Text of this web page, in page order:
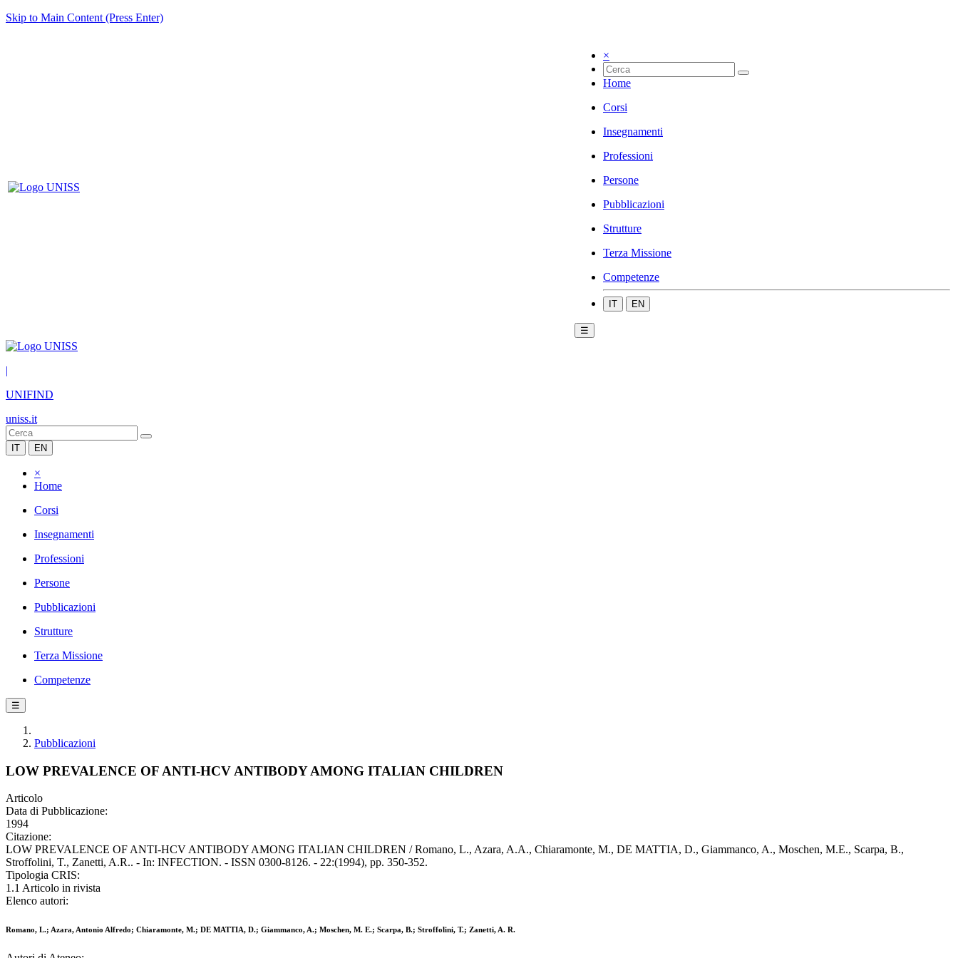
Skip to Main Content (Press Enter)
×
Home
Corsi
Insegnamenti
Professioni
Persone
Pubblicazioni
Strutture
Terza Missione
Competenze
IT EN
☰
|
UNIFIND
uniss.it
IT EN
×
Home
Corsi
Insegnamenti
Professioni
Persone
Pubblicazioni
Strutture
Terza Missione
Competenze
☰
Pubblicazioni
LOW PREVALENCE OF ANTI-HCV ANTIBODY AMONG ITALIAN CHILDREN
Articolo
Data di Pubblicazione:
1994
Citazione:
LOW PREVALENCE OF ANTI-HCV ANTIBODY AMONG ITALIAN CHILDREN / Romano, L., Azara, A.A., Chiaramonte, M., DE MATTIA, D., Giammanco, A., Moschen, M.E., Scarpa, B.,
Stroffolini, T., Zanetti, A.R.. - In: INFECTION. - ISSN 0300-8126. - 22:(1994), pp. 350-352.
Tipologia CRIS:
1.1 Articolo in rivista
Elenco autori:
Romano, L.; Azara, Antonio Alfredo; Chiaramonte, M.; DE MATTIA, D.; Giammanco, A.; Moschen, M. E.; Scarpa, B.; Stroffolini, T.; Zanetti, A. R.